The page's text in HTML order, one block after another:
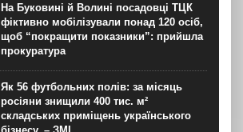
На Буковині й Волині посадовці ТЦК
фіктивно мобілізували понад 120 осіб,
щоб “покращити показники”: прийшла
прокуратура
Як 56 футбольних полів: за місяць
росіяни знищили 400 тис. м²
складських приміщень українського